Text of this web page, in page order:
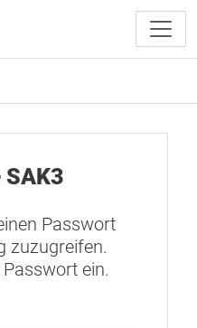
SAK3
Passwort
zuzugreifen.
ein.